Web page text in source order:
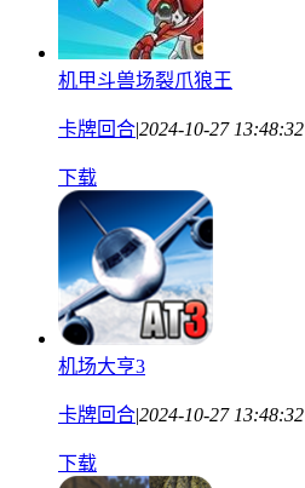
机甲斗兽场裂爪狼王
卡牌回合|2024-10-27 13:48:32
下载
机场大亨3
卡牌回合|2024-10-27 13:48:32
下载